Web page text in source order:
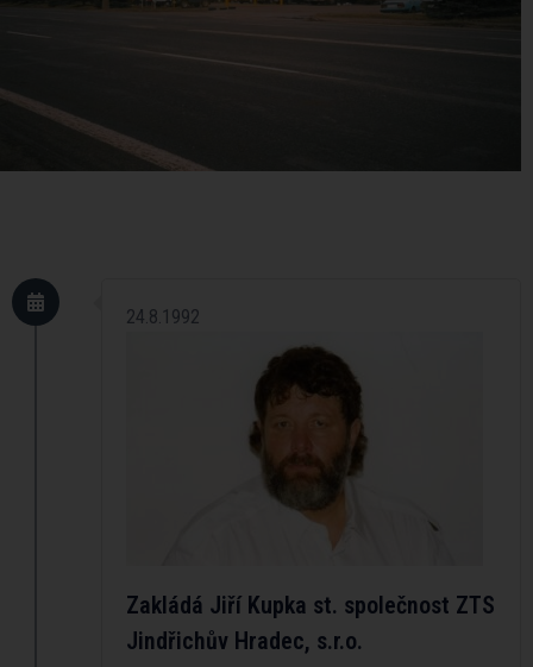
24.8.1992
Zakládá Jiří Kupka st. společnost ZTS
Jindřichův Hradec, s.r.o.